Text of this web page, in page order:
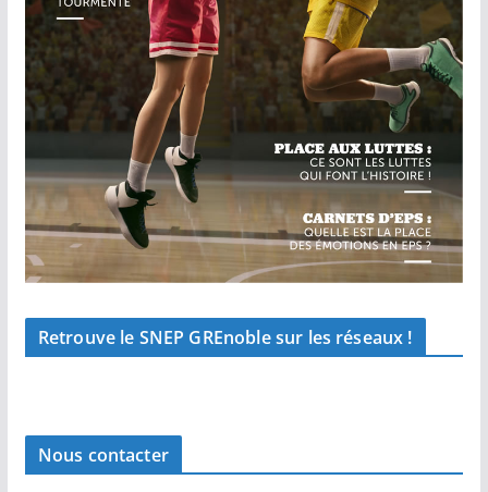
Retrouve le SNEP GREnoble sur les réseaux !
Nous contacter